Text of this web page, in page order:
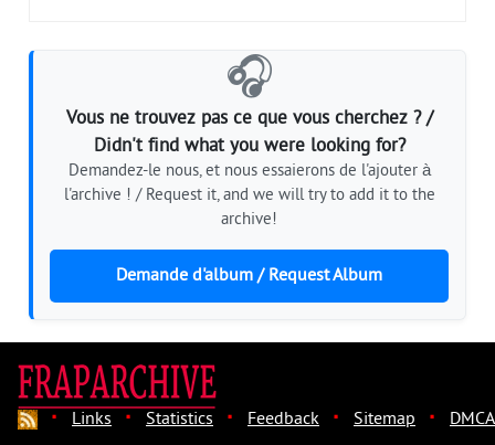
🎧
Vous ne trouvez pas ce que vous cherchez ? /
Didn't find what you were looking for?
Demandez-le nous, et nous essaierons de l'ajouter à
l'archive ! / Request it, and we will try to add it to the
archive!
Demande d'album / Request Album
· Links · Statistics · Feedback · Sitemap · DMCA